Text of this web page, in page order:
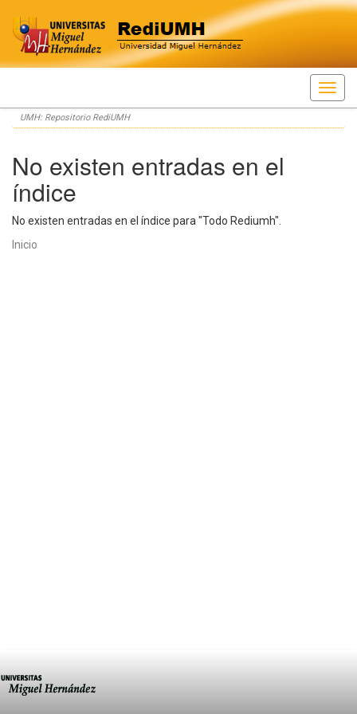
Skip
navigation
UMH: Repositorio RediUMH
No existen entradas en el
índice
No existen entradas en el índice para "Todo Rediumh".
Inicio